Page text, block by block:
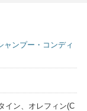
ャンプー・コンディ
ン、オレフィン(C